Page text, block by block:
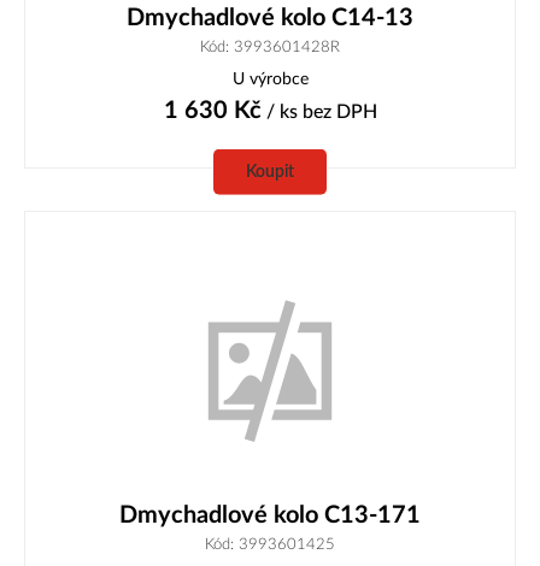
Dmychadlové kolo C14-13
Kód: 3993601428R
U výrobce
1 630 Kč/ ks bez DPH
Koupit
Dmychadlové kolo C13-171
Kód: 3993601425